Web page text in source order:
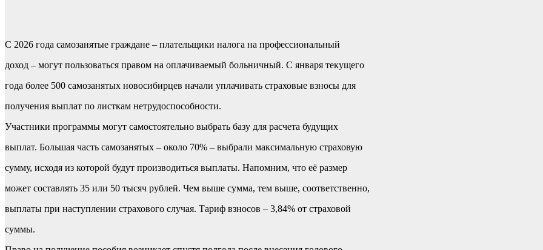
С 2026 года самозанятые граждане – плательщики налога на профессиональный
доход – могут пользоваться правом на оплачиваемый больничный. С января текущего
года более 500 самозанятых новосибирцев начали уплачивать страховые взносы для
получения выплат по листкам нетрудоспособности.
Участники программы могут самостоятельно выбрать базу для расчета будущих
выплат. Большая часть самозанятых – около 70% – выбрали максимальную страховую
сумму, исходя из которой будут производиться выплаты. Напомним, что её размер
может составлять 35 или 50 тысяч рублей. Чем выше сумма, тем выше, соответственно,
выплаты при наступлении страхового случая. Тариф взносов – 3,84% от страховой
суммы.